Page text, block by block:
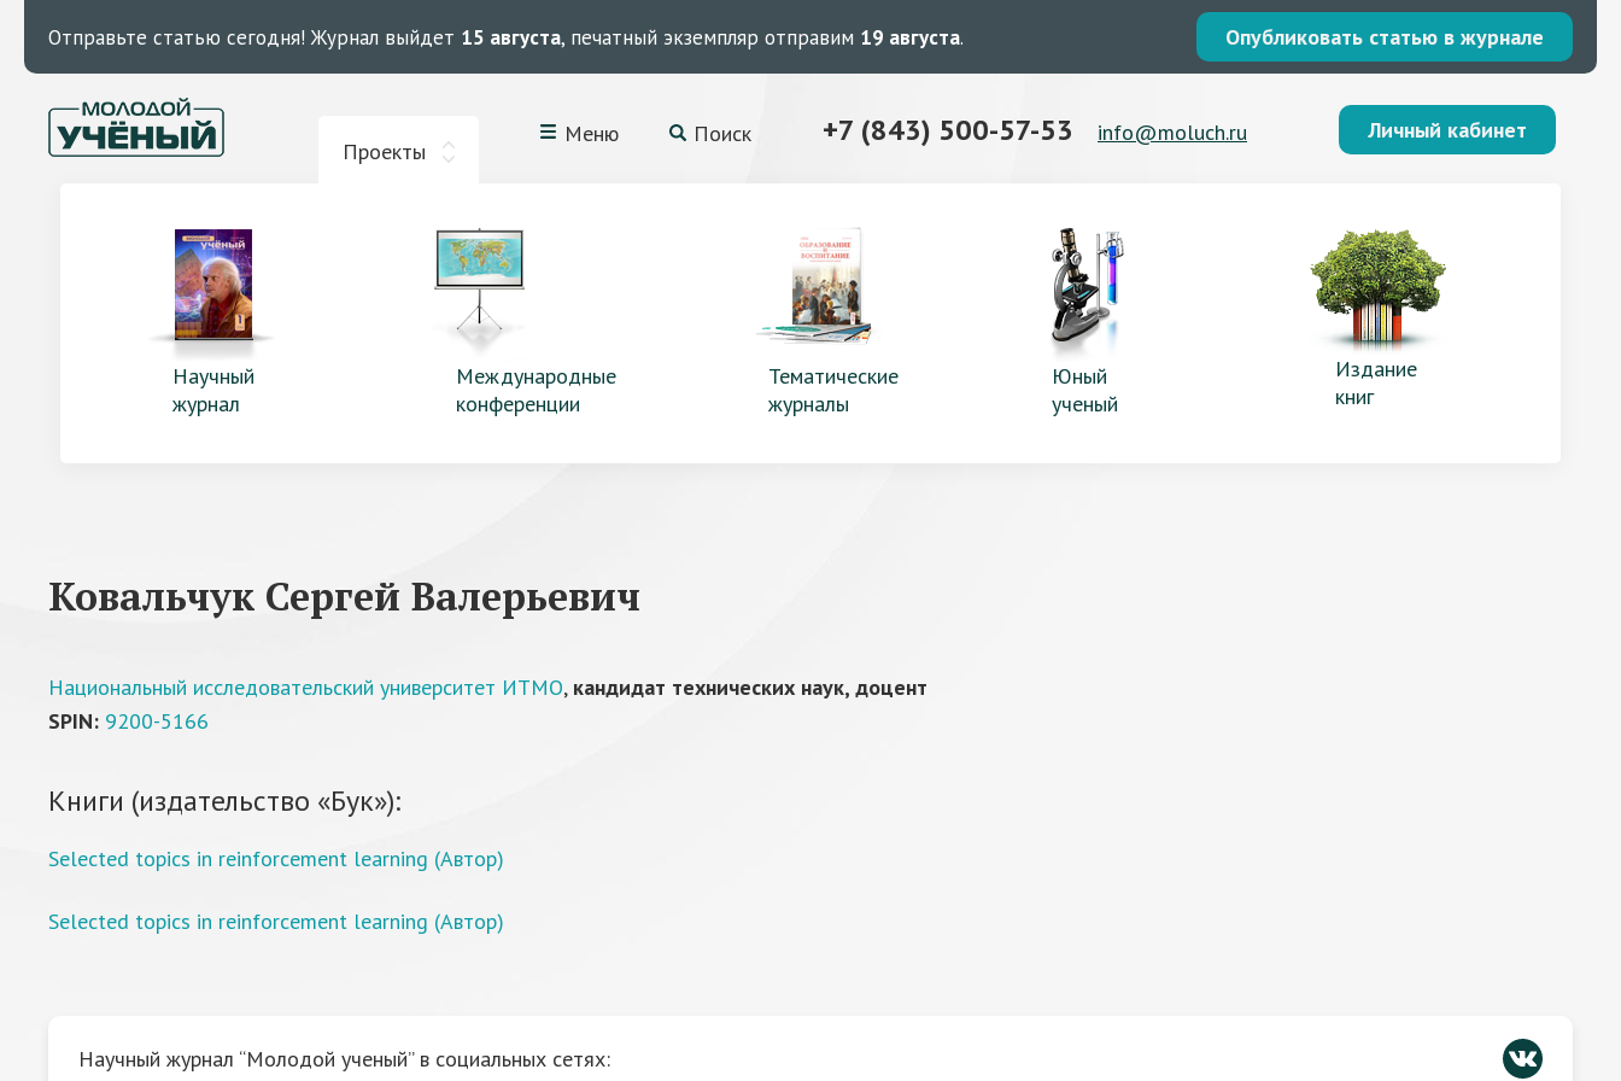
Отправьте статью сегодня! Журнал выйдет 15 августа, печатный экземпляр отправим 19 августа. Опубликовать статью в журнале
Проекты
Меню Поиск +7 (843) 500-57-53 info@moluch.ru Личный кабинет
Научный
журнал
Международные
конференции
Тематические
журналы
Юный
ученый
Издание
книг
Ковальчук Сергей Валерьевич
Национальный исследовательский университет ИТМО, кандидат технических наук, доцент
SPIN: 9200-5166
Книги (издательство «Бук»):
Selected topics in reinforcement learning (Автор)
Selected topics in reinforcement learning (Автор)
Научный журнал “Молодой ученый” в социальных сетях: